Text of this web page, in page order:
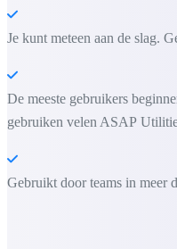
Je kunt meteen aan de slag.
De meeste gebruikers
gebruiken velen ASAP
Gebruikt door teams in meer